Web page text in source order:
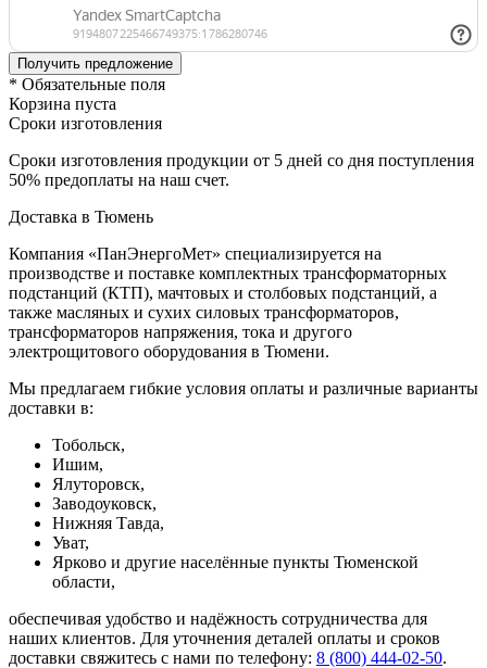
* Обязательные поля
Корзина пуста
Сроки изготовления
Сроки изготовления продукции от 5 дней со дня поступления
50% предоплаты на наш счет.
Доставка в Тюмень
Компания «ПанЭнергоМет» специализируется на
производстве и поставке комплектных трансформаторных
подстанций (КТП), мачтовых и столбовых подстанций, а
также масляных и сухих силовых трансформаторов,
трансформаторов напряжения, тока и другого
электрощитового оборудования в Тюмени.
Мы предлагаем гибкие условия оплаты и различные варианты
доставки в:
Тобольск,
Ишим,
Ялуторовск,
Заводоуковск,
Нижняя Тавда,
Уват,
Ярково и другие населённые пункты Тюменской
области,
обеспечивая удобство и надёжность сотрудничества для
наших клиентов. Для уточнения деталей оплаты и сроков
доставки свяжитесь с нами по телефону: 8 (800) 444-02-50.